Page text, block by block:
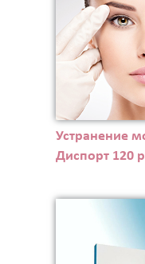
Устранение
Диспорт 120